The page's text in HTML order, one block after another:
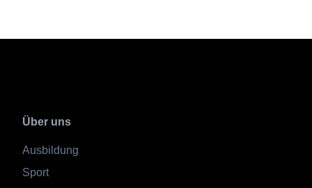
Über uns
Ausbildung
Sport